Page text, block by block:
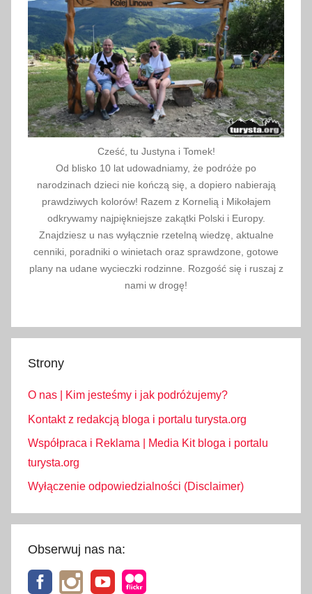
Cześć, tu Justyna i Tomek!
Od blisko 10 lat udowadniamy, że podróże po
narodzinach dzieci nie kończą się, a dopiero nabierają
prawdziwych kolorów! Razem z Kornelią i Mikołajem
odkrywamy najpiękniejsze zakątki Polski i Europy.
Znajdziesz u nas wyłącznie rzetelną wiedzę, aktualne
cenniki, poradniki o winietach oraz sprawdzone, gotowe
plany na udane wycieczki rodzinne. Rozgość się i ruszaj z
nami w drogę!
Strony
O nas | Kim jesteśmy i jak podróżujemy?
Kontakt z redakcją bloga i portalu turysta.org
Współpraca i Reklama | Media Kit bloga i portalu
turysta.org
Wyłączenie odpowiedzialności (Disclaimer)
Obserwuj nas na: